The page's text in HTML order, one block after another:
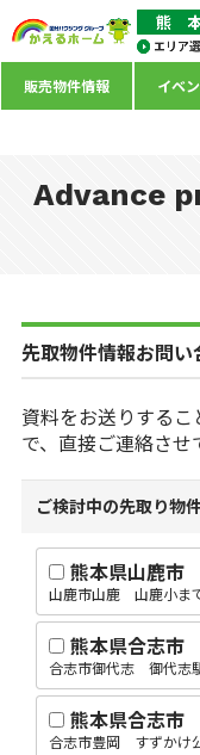
販売物件情報 イベ
Advance
先取物件情報お問い
資料をお送りする
で、直接ご連絡させ
ご検討中の先取り物
熊本県山鹿市
山鹿市山鹿 山鹿小ま
熊本県合志市
合志市御代志 御代志
熊本県合志市
合志市豊岡 すずかけ